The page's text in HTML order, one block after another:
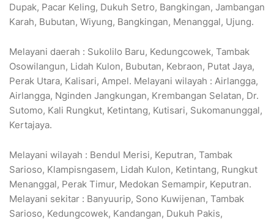
Dupak, Pacar Keling, Dukuh Setro, Bangkingan, Jambangan
Karah, Bubutan, Wiyung, Bangkingan, Menanggal, Ujung.
Melayani daerah : Sukolilo Baru, Kedungcowek, Tambak
Osowilangun, Lidah Kulon, Bubutan, Kebraon, Putat Jaya,
Perak Utara, Kalisari, Ampel. Melayani wilayah : Airlangga,
Airlangga, Nginden Jangkungan, Krembangan Selatan, Dr.
Sutomo, Kali Rungkut, Ketintang, Kutisari, Sukomanunggal,
Kertajaya.
Melayani wilayah : Bendul Merisi, Keputran, Tambak
Sarioso, Klampisngasem, Lidah Kulon, Ketintang, Rungkut
Menanggal, Perak Timur, Medokan Semampir, Keputran.
Melayani sekitar : Banyuurip, Sono Kuwijenan, Tambak
Sarioso, Kedungcowek, Kandangan, Dukuh Pakis,